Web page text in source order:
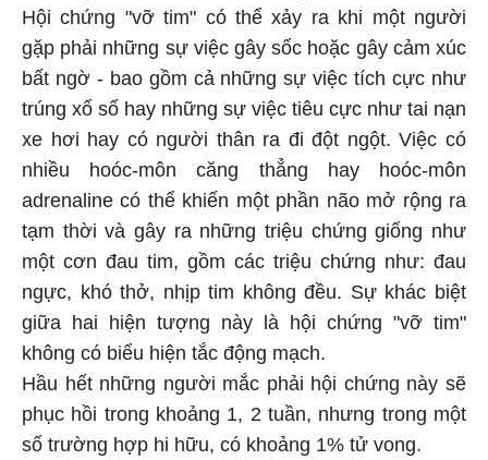
Hội chứng "vỡ tim" có thể xảy ra khi một người
gặp phải những sự việc gây sốc hoặc gây cảm xúc
bất ngờ - bao gồm cả những sự việc tích cực như
trúng xổ số hay những sự việc tiêu cực như tai nạn
xe hơi hay có người thân ra đi đột ngột. Việc có
nhiều hoóc-môn căng thẳng hay hoóc-môn
adrenaline có thể khiến một phần não mở rộng ra
tạm thời và gây ra những triệu chứng giống như
một cơn đau tim, gồm các triệu chứng như: đau
ngực, khó thở, nhịp tim không đều. Sự khác biệt
giữa hai hiện tượng này là hội chứng "vỡ tim"
không có biểu hiện tắc động mạch.
Hầu hết những người mắc phải hội chứng này sẽ
phục hồi trong khoảng 1, 2 tuần, nhưng trong một
số trường hợp hi hữu, có khoảng 1% tử vong.